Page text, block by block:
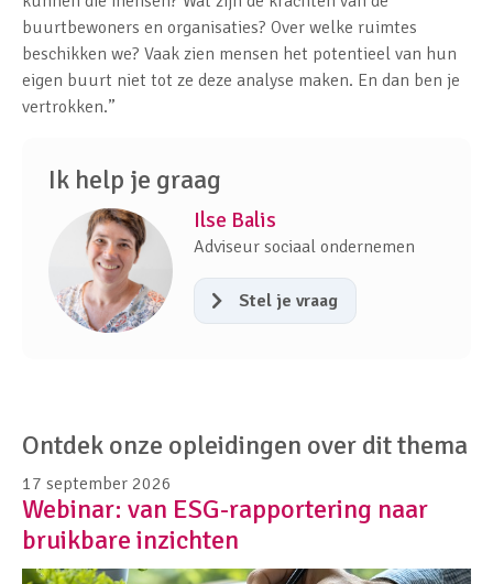
buurtbewoners en organisaties? Over welke ruimtes
beschikken we? Vaak zien mensen het potentieel van hun
eigen buurt niet tot ze deze analyse maken. En dan ben je
vertrokken.”
Ik help je graag
Ilse Balis
Adviseur sociaal ondernemen
Stel je vraag
Ontdek onze opleidingen over dit thema
17 september 2026
Webinar: van ESG-rapportering naar
bruikbare inzichten